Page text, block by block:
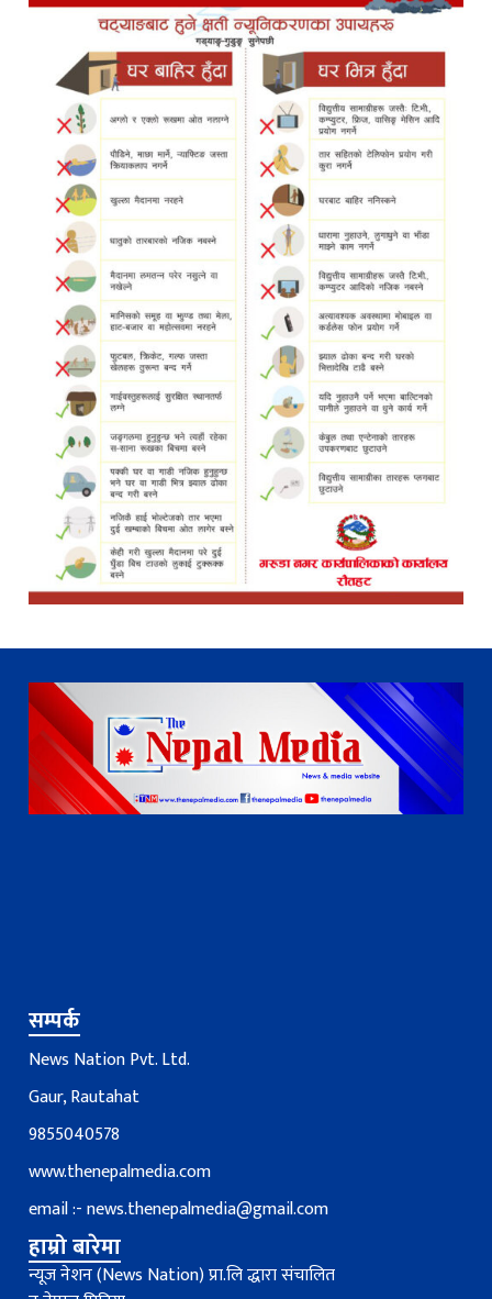
सम्पर्क
News Nation Pvt. Ltd.
Gaur, Rautahat
9855040578
www.thenepalmedia.com
email :-news.thenepalmedia@gmail.com
हाम्रो बारेमा
न्यूज नेशन (News Nation) प्रा.लि द्धारा संचालित